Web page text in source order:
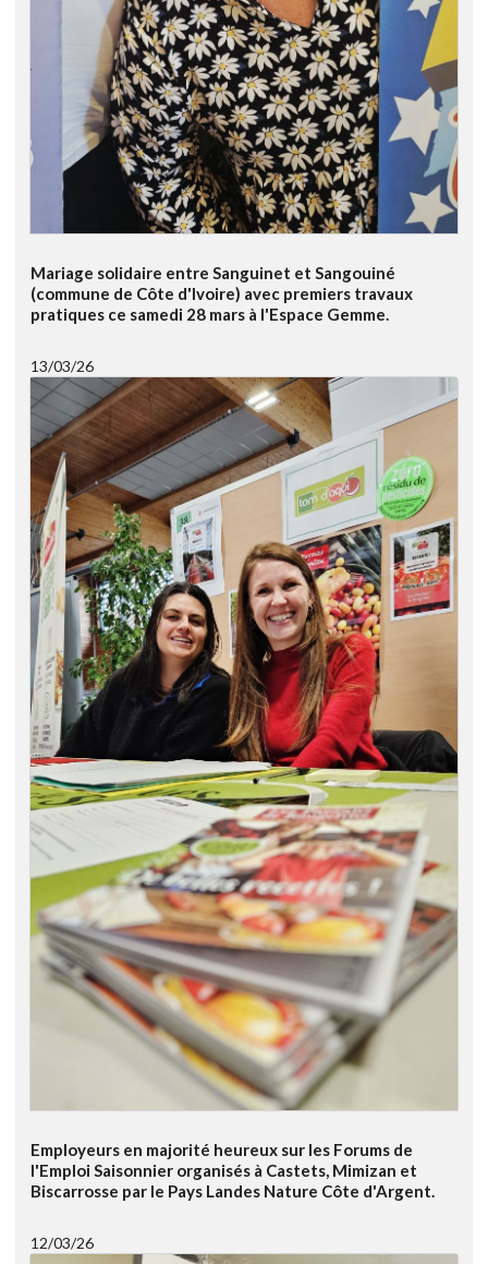
Mariage solidaire entre Sanguinet et Sangouiné
(commune de Côte d'Ivoire) avec premiers travaux
pratiques ce samedi 28 mars à l'Espace Gemme.
13/03/26
Employeurs en majorité heureux sur les Forums de
l'Emploi Saisonnier organisés à Castets, Mimizan et
Biscarrosse par le Pays Landes Nature Côte d'Argent.
12/03/26